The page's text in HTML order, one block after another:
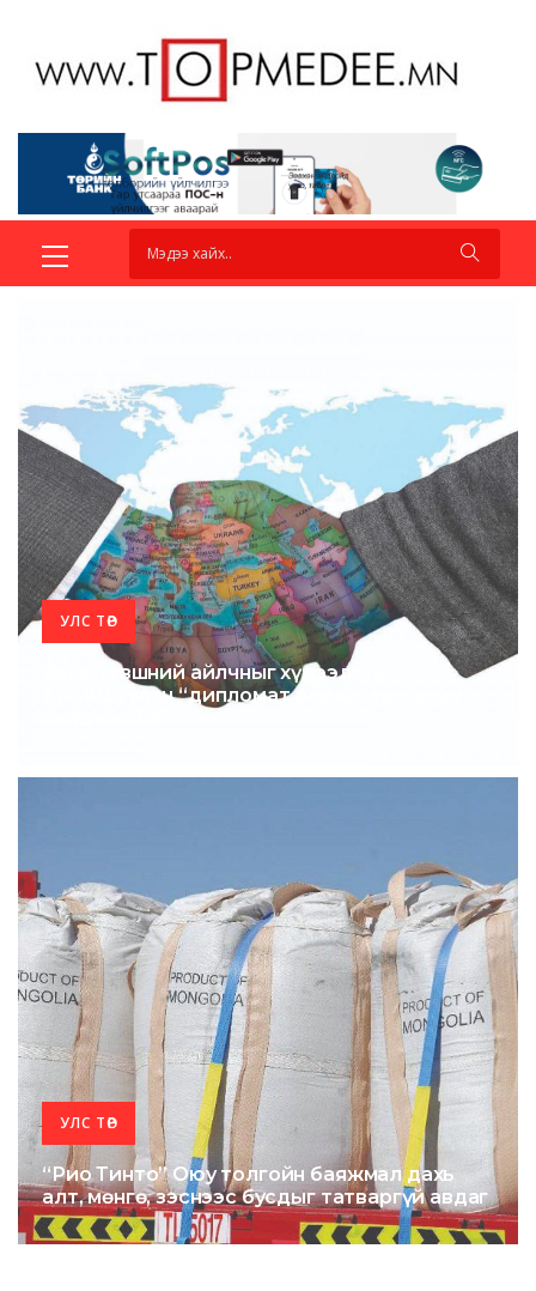
УЛС ТӨР
Өндөр түвшний айлчныг хүлээлгэж
бухимдуулан “дипломат алдаа” гаргасан
УЛС ТӨР
“Рио Тинто” Оюу толгойн баяжмал дахь
алт, мөнгө, зэснээс бусдыг татваргүй авдаг